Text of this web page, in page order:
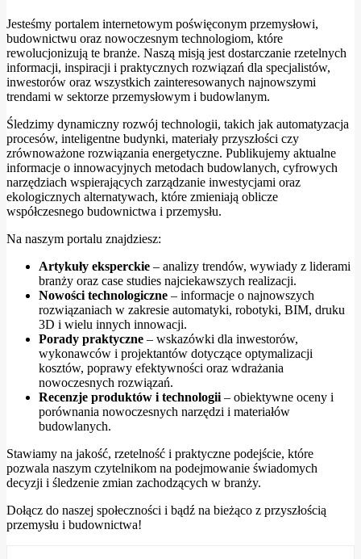
Jesteśmy portalem internetowym poświęconym przemysłowi,
budownictwu oraz nowoczesnym technologiom, które
rewolucjonizują te branże. Naszą misją jest dostarczanie rzetelnych
informacji, inspiracji i praktycznych rozwiązań dla specjalistów,
inwestorów oraz wszystkich zainteresowanych najnowszymi
trendami w sektorze przemysłowym i budowlanym.
Śledzimy dynamiczny rozwój technologii, takich jak automatyzacja
procesów, inteligentne budynki, materiały przyszłości czy
zrównoważone rozwiązania energetyczne. Publikujemy aktualne
informacje o innowacyjnych metodach budowlanych, cyfrowych
narzędziach wspierających zarządzanie inwestycjami oraz
ekologicznych alternatywach, które zmieniają oblicze
współczesnego budownictwa i przemysłu.
Na naszym portalu znajdziesz:
Artykuły eksperckie – analizy trendów, wywiady z liderami
branży oraz case studies najciekawszych realizacji.
Nowości technologiczne – informacje o najnowszych
rozwiązaniach w zakresie automatyki, robotyki, BIM, druku
3D i wielu innych innowacji.
Porady praktyczne – wskazówki dla inwestorów,
wykonawców i projektantów dotyczące optymalizacji
kosztów, poprawy efektywności oraz wdrażania
nowoczesnych rozwiązań.
Recenzje produktów i technologii – obiektywne oceny i
porównania nowoczesnych narzędzi i materiałów
budowlanych.
Stawiamy na jakość, rzetelność i praktyczne podejście, które
pozwala naszym czytelnikom na podejmowanie świadomych
decyzji i śledzenie zmian zachodzących w branży.
Dołącz do naszej społeczności i bądź na bieżąco z przyszłością
przemysłu i budownictwa!